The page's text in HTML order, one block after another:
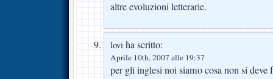
altre evoluzioni letterarie.
lovi ha scritto:
Aprile 10th, 2007 alle 19:37
per gli inglesi noi siamo cosa non si deve